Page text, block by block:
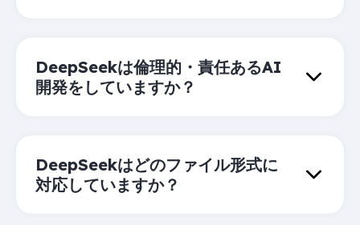
DeepSeekは倫理的・責任あるAI
開発をしていますか？
DeepSeekはどのファイル形式に
対応していますか？